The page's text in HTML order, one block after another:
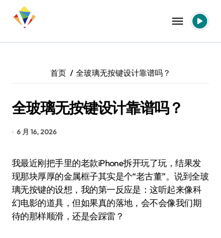
首页 全玻璃无按键设计靠谱吗？
全玻璃无按键设计靠谱吗？
6 月 16, 2026
我最近刚把手里的老款iPhone拆开玩了玩，结果发
现那块厚厚的金属框子其实是个“老古董”。说到全玻
璃无按键的设想，我的第一反应是：这听起来像科
幻电影的道具，但如果真的落地，会不会像我们期
待的那样顺滑，还是会踩雷？